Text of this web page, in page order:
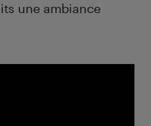
une ambiance